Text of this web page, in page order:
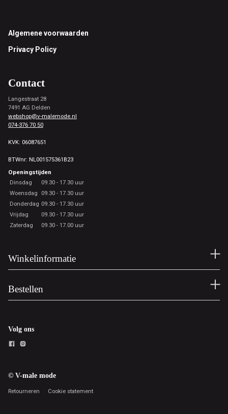
Footer
Algemene voorwaarden
Privacy Policy
Contact
Langestraat 28
7491 AG Delden
webshop@v-malemode.nl
074-376 70 50
KVK: 06087651
BTWnr: NL001575361B23
Openingstijden
Dinsdag
09.30 - 17.30 uur
Woensdag
09.30 - 17.30 uur
Donderdag 09.30 - 17.30 uur
Vrijdag
09.30 - 17.30 uur
Zaterdag
09.30 - 17.00 uur
Winkelinformatie
Bestellen
Volg ons
© V-male mode
Retourneren Cookie statement